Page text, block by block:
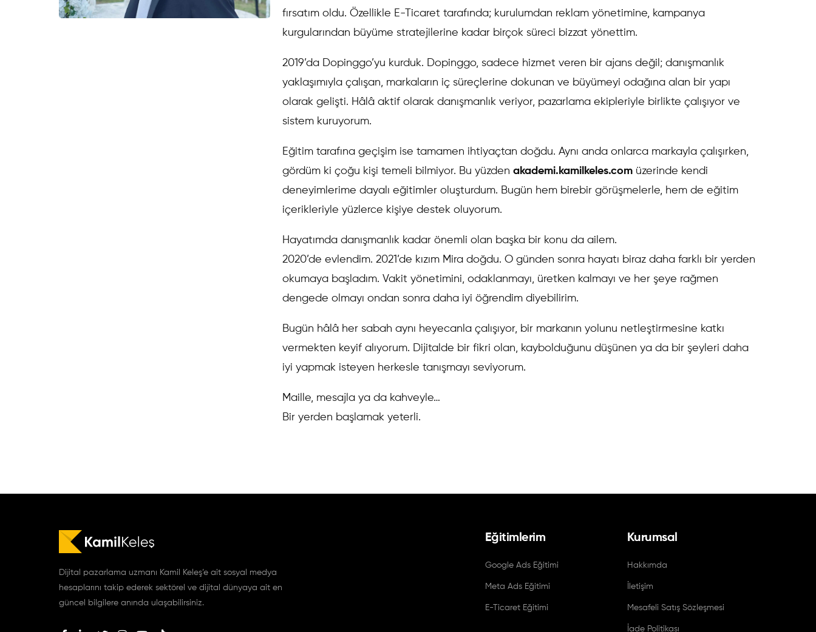
fırsatım oldu. Özellikle E-Ticaret tarafında; kurulumdan reklam yönetimine, kampanya
kurgularından büyüme stratejilerine kadar birçok süreci bizzat yönettim.
2019’da Dopinggo’yu kurduk. Dopinggo, sadece hizmet veren bir ajans değil; danışmanlık
yaklaşımıyla çalışan, markaların iç süreçlerine dokunan ve büyümeyi odağına alan bir yapı
olarak gelişti. Hâlâ aktif olarak danışmanlık veriyor, pazarlama ekipleriyle birlikte çalışıyor ve
sistem kuruyorum.
Eğitim tarafına geçişim ise tamamen ihtiyaçtan doğdu. Aynı anda onlarca markayla çalışırken,
gördüm ki çoğu kişi temeli bilmiyor. Bu yüzdenakademi.kamilkeles.com üzerinde kendi
deneyimlerime dayalı eğitimler oluşturdum. Bugün hem birebir görüşmelerle, hem de eğitim
içerikleriyle yüzlerce kişiye destek oluyorum.
Hayatımda danışmanlık kadar önemli olan başka bir konu da ailem.
2020’de evlendim. 2021’de kızım Mira doğdu. O günden sonra hayatı biraz daha farklı bir yerden
okumaya başladım. Vakit yönetimini, odaklanmayı, üretken kalmayı ve her şeye rağmen
dengede olmayı ondan sonra daha iyi öğrendim diyebilirim.
Bugün hâlâ her sabah aynı heyecanla çalışıyor, bir markanın yolunu netleştirmesine katkı
vermekten keyif alıyorum. Dijitalde bir fikri olan, kaybolduğunu düşünen ya da bir şeyleri daha
iyi yapmak isteyen herkesle tanışmayı seviyorum.
Maille, mesajla ya da kahveyle…
Bir yerden başlamak yeterli.
Dijital pazarlama uzmanı Kamil Keleş’e ait sosyal medya
hesaplarını takip ederek sektörel ve dijital dünyaya ait en
güncel bilgilere anında ulaşabilirsiniz.
Eğitimlerim
Google Ads Eğitimi
Meta Ads Eğitimi
E-Ticaret Eğitimi
Kurumsal
Hakkımda
İletişim
Mesafeli Satış Sözleşmesi
İade Politikası